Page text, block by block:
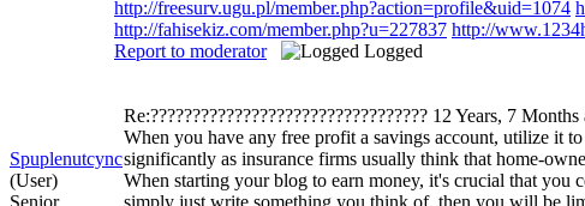
http://freesurv.ugu.pl/member.php?action=profile&uid=1074
http://fahisekiz.com/member.php?u=227837 http://
Report to moderator
Logged
Spuplenutcync
(User)
Senior
Re:????????????????????????????????? 12 Years, 7 Months
When you have any free profit a savings account, utilize it
significantly as insurance firms usually think that home-
When starting your blog to earn money, it's crucial that you
simply just write something you think of, then you will be